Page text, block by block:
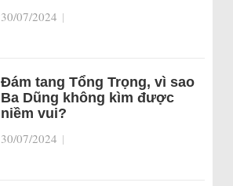
30/07/2024 |
Đám tang Tổng Trọng, vì sao
Ba Dũng không kìm được
niềm vui?
30/07/2024 |